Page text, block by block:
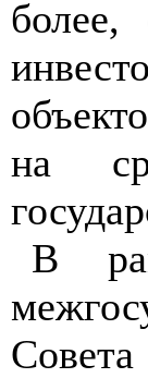
более,
на
В